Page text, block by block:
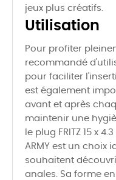
jeux plus créatifs.
Utilisation
Pour profiter
recommandé
pour faciliter
est également
avant et après
maintenir une
le plug FRITZ 15 x
ARMY est un choix
souhaitent
anales. Sa forme